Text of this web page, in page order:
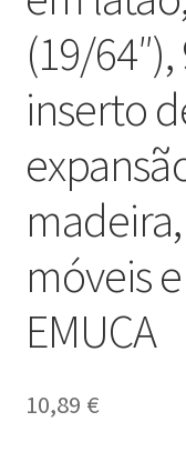
(19/
inserto
móveis
EMUCA
10,89 €